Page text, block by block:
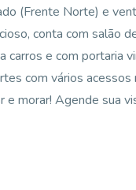
(Frente Norte) e
conta com salão
carros e com portaria
com vários
morar! Agende sua